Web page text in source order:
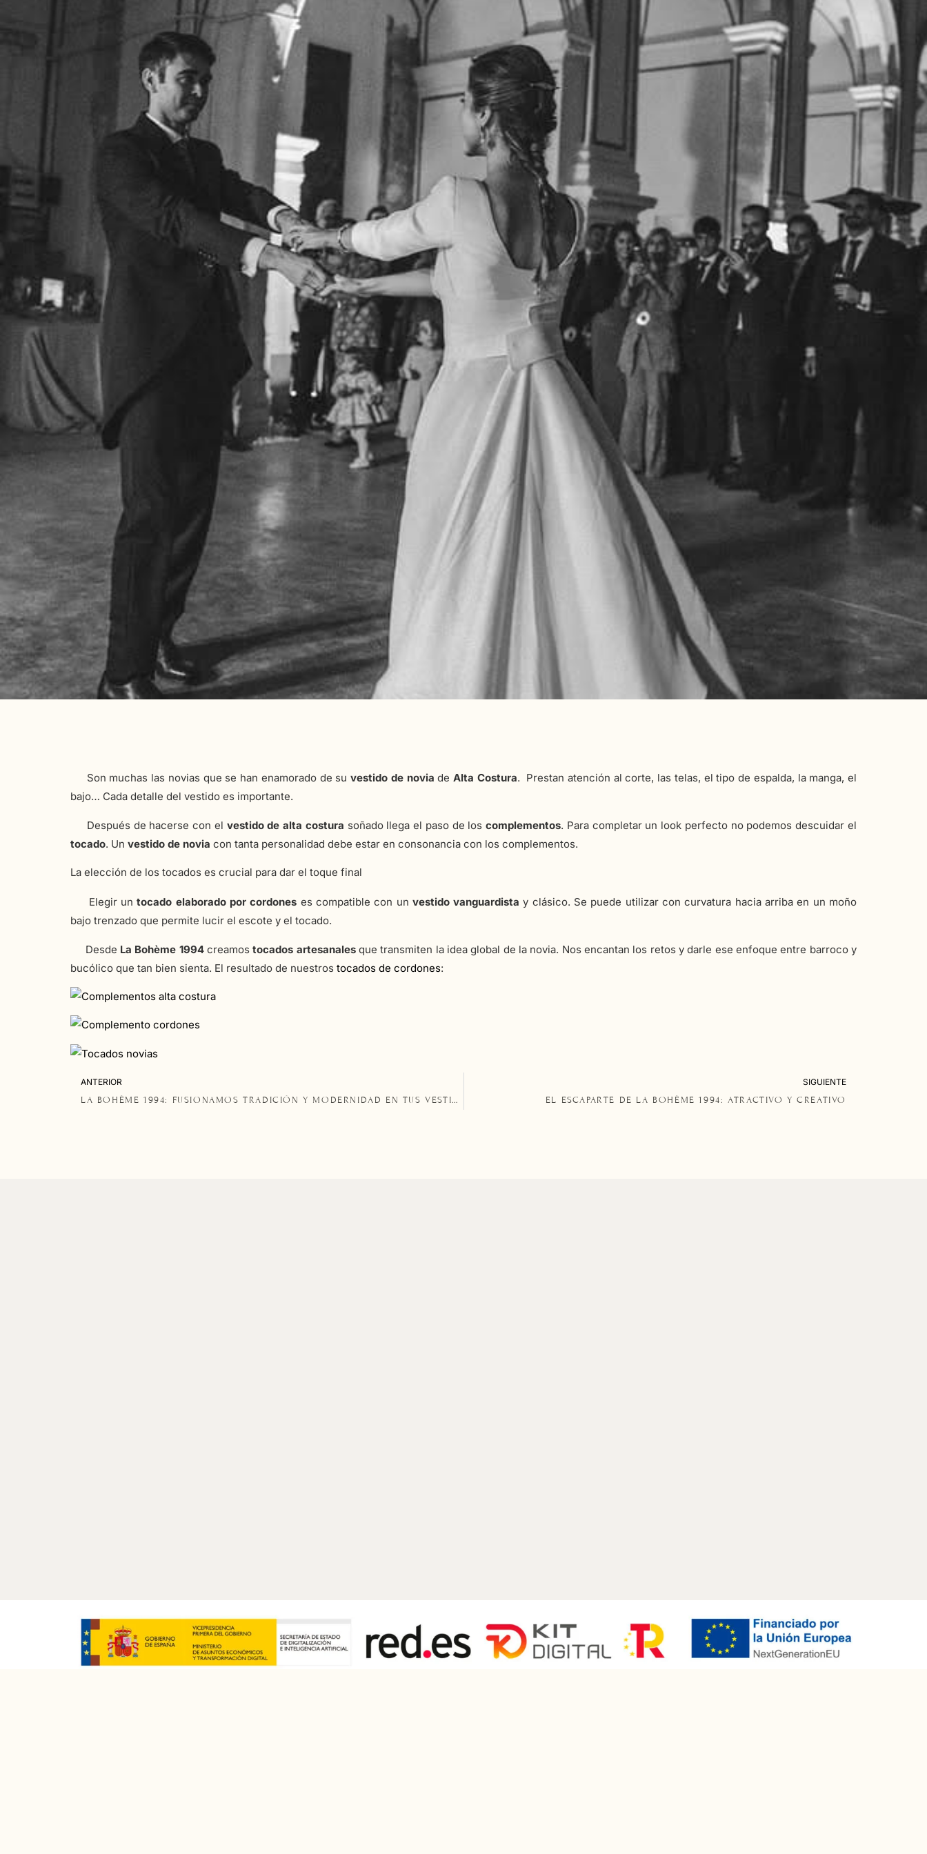
Son muchas las novias que se han enamorado de suvestido de novia de Alta Costura. Prestan atención al corte, las telas, el tipo de espalda, la manga, el
bajo… Cada detalle del vestido es importante.
Después de hacerse con el vestido de alta costura soñado llega el paso de loscomplementos. Para completar un look perfecto no podemos descuidar el
tocado. Un vestido de novia con tanta personalidad debe estar en consonancia con los complementos.
La elección de los tocados es crucial para dar el toque final
Elegir un tocado elaborado por cordones es compatible con un vestido vanguardista y clásico. Se puede utilizar con curvatura hacia arriba en un moño
bajo trenzado que permite lucir el escote y el tocado.
Desde La Bohème 1994creamostocados artesanalesque transmiten la idea global de la novia. Nos encantan los retos y darle ese enfoque entre barroco y
bucólico que tan bien sienta. El resultado de nuestros tocados de cordones:
ANTERIOR
LA BOHÈME 1994: FUSIONAMOS TRADICIÓN Y MODERNIDAD EN TUS VESTIDOS DE ALTA COSTURA
SIGUIENTE
EL ESCAPARTE DE LA BOHÈME 1994: ATRACTIVO Y CREATIVO